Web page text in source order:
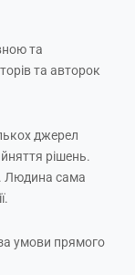
та
та авторок
джерел
рішень.
Людина сама
умови прямого